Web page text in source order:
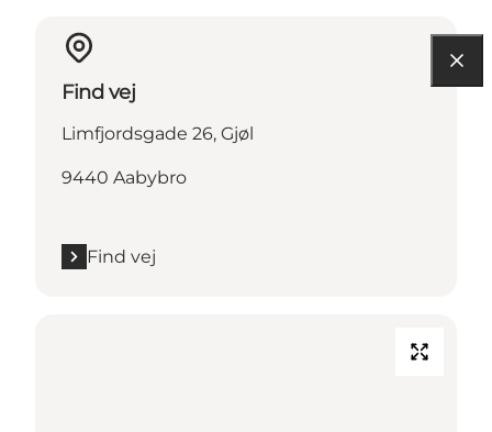
Find vej
Limfjordsgade 26, Gjøl
9440 Aabybro
Find vej